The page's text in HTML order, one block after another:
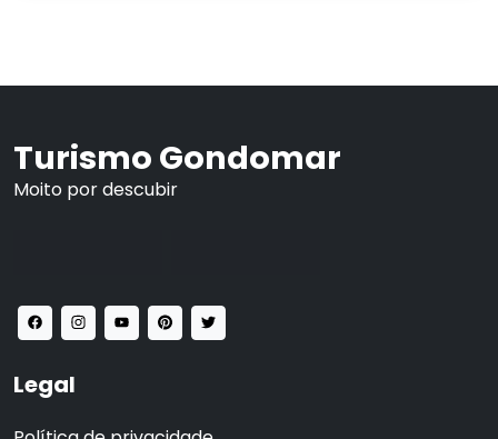
Turismo Gondomar
Moito por descubir
Legal